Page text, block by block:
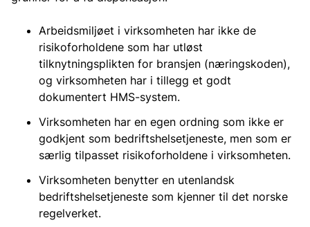
Arbeidsmiljøet i virksomheten har ikke de
risikoforholdene som har utløst
tilknytningsplikten for bransjen (næringskoden),
og virksomheten har i tillegg et godt
dokumentert HMS-system.
Virksomheten har en egen ordning som ikke er
godkjent som bedriftshelsetjeneste, men som er
særlig tilpasset risikoforholdene i virksomheten.
Virksomheten benytter en utenlandsk
bedriftshelsetjeneste som kjenner til det norske
regelverket.